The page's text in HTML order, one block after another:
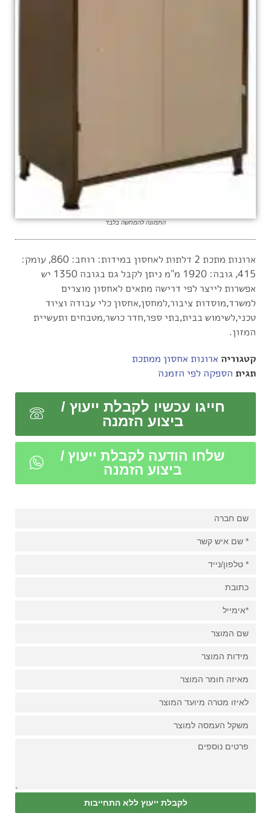
התמונה להמחשה בלבד
ארונות מתכת 2 דלתות לאחסון במידות: רוחב: 860, עומק:
415, גובה: 1920 מ"מ ניתן לקבל גם בגובה 1350 יש
אפשרות לייצר לפי דרישה מתאים לאחסון מוצרים
למשרד,מוסדות ציבור,למחסן,אחסון כלי עבודה וציוד
טכני,לשימוש בבית,בתי ספר,חדר כושר,מטבחים ותעשיית
המזון.
קטגוריה ארונות אחסון ממתכת
תגית הספקה לפי הזמנה
חייגו עכשיו לקבלת ייעוץ /
ביצוע הזמנה
שלחו הודעה לקבלת ייעוץ /
ביצוע הזמנה
לקבלת ייעוץ ללא התחייבות